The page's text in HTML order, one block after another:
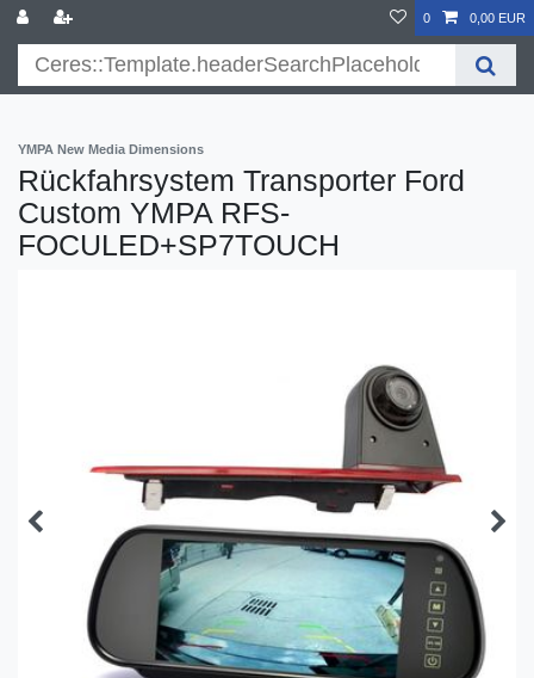
0 0,00 EUR
YMPA New Media Dimensions
Rückfahrsystem Transporter Ford
Custom YMPA RFS-
FOCULED+SP7TOUCH